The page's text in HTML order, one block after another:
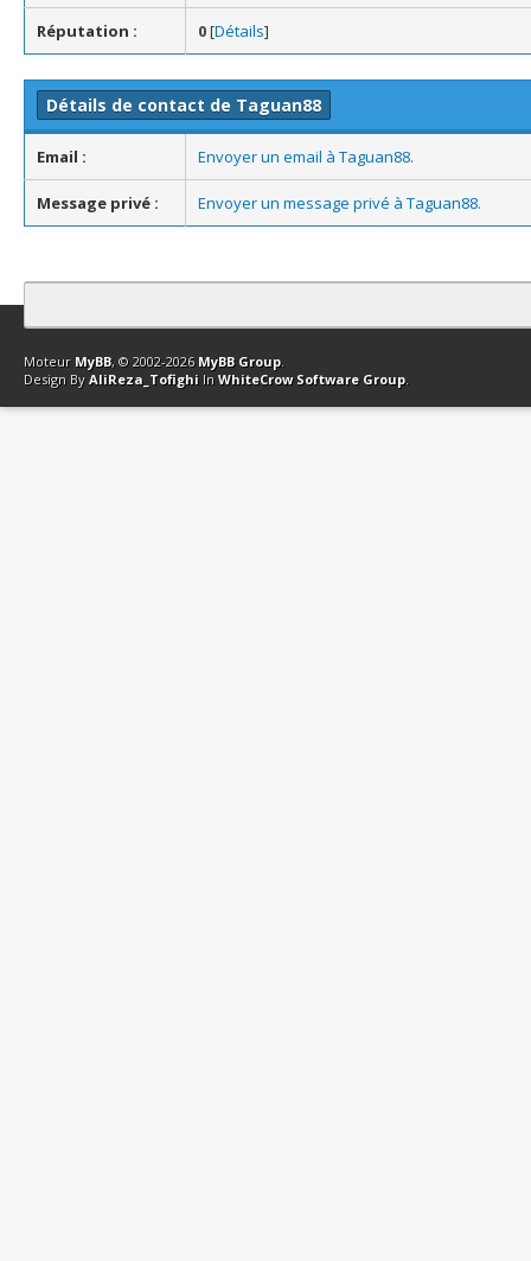
Réputation : 0[Détails]
Détails de contact de Taguan88
Email : Envoyer un email à Taguan88.
Message privé : Envoyer un message privé à Taguan88.
Contact Club Affiliation Retourner en haut Version bas-débit
Moteur MyBB, © 2002-2026 MyBB Group.
Design By AliReza_Tofighi In WhiteCrow Software Group.